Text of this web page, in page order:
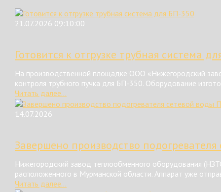
21.07.2026 09:10:00
Готовится к отгрузке трубная система
На производственной площадке ООО «Нижегородский
контроля трубного пучка для БП-350. Оборудование
Читать далее...
14.07.2026
Завершено производство
Нижегородский завод теплообменного оборудования
расположенного в Мурманской области. Аппарат уже
Читать далее...